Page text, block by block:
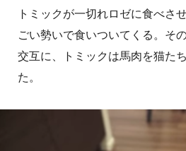
トミックが一切れロゼに食べさ
ごい勢いで食いついてくる。そ
交互に、トミックは馬肉を猫た
た。